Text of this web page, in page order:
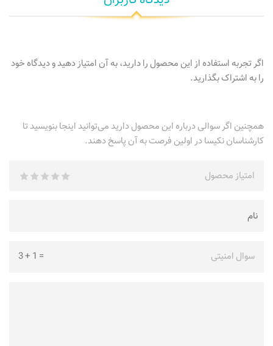
اگر تجربه استفاده از این محصول را دارید، به آن امتیاز دهید و دیدگاه خود
را به اشتراک بگذارید.
همچنین اگر سوالی درباره این محصول دارید می‌توانید اینجا بنویسید تا
کارشناسان نکیسا در اولین فرصت به آن پاسخ دهند.
امتیاز محصول
سوال امنیتی =
1
+
3